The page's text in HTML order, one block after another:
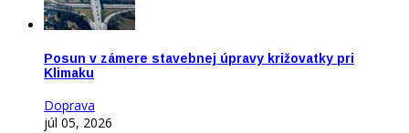
Posun v zámere stavebnej úpravy križovatky pri
Klimaku
Doprava
júl 05, 2026